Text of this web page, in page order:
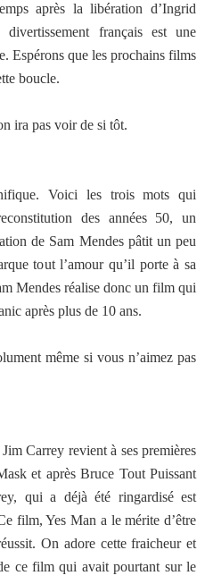
après la libération d’Ingrid
français est une
Espérons que les prochains films
boucle.
ira pas voir de si tôt.
Voici les trois mots qui
des années 50, un
de Sam Mendes pâtit un peu
tout l’amour qu’il porte à sa
Mendes réalise donc un film qui
après plus de 10 ans.
même si vous n’aimez pas
Carrey revient à ses premières
et après Bruce Tout Puissant
qui a déjà été ringardisé est
film, Yes Man a le mérite d’être
On adore cette fraicheur et
ce film qui avait pourtant sur le